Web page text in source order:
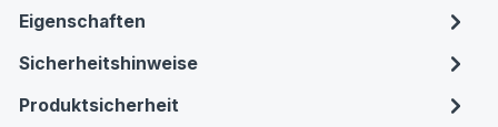
Eigenschaften
Sicherheitshinweise
Produktsicherheit